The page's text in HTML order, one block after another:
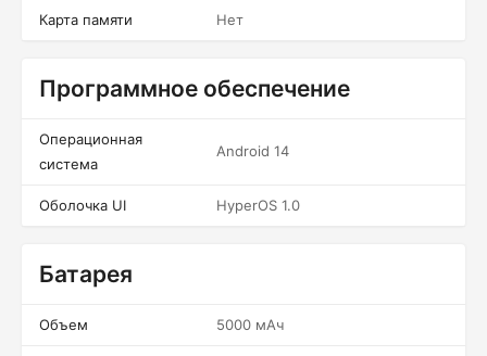
Карта памяти Нет
Программное обеспечение
Операционная
система
Android 14
Оболочка UI HyperOS 1.0
Батарея
Объем 5000 мАч